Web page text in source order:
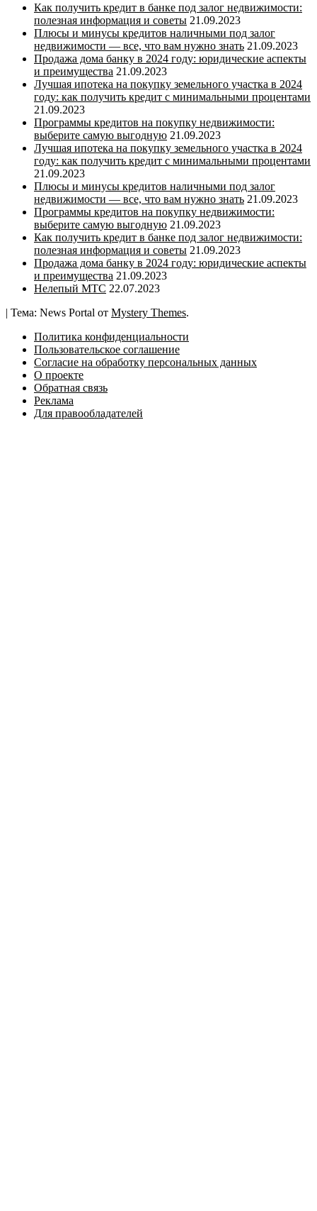
Как получить кредит в банке под залог недвижимости:
полезная информация и советы 21.09.2023
Плюсы и минусы кредитов наличными под залог
недвижимости — все, что вам нужно знать 21.09.2023
Продажа дома банку в 2024 году: юридические аспекты
и преимущества 21.09.2023
Лучшая ипотека на покупку земельного участка в 2024
году: как получить кредит с минимальными процентами
21.09.2023
Программы кредитов на покупку недвижимости:
выберите самую выгодную 21.09.2023
Лучшая ипотека на покупку земельного участка в 2024
году: как получить кредит с минимальными процентами
21.09.2023
Плюсы и минусы кредитов наличными под залог
недвижимости — все, что вам нужно знать 21.09.2023
Программы кредитов на покупку недвижимости:
выберите самую выгодную 21.09.2023
Как получить кредит в банке под залог недвижимости:
полезная информация и советы 21.09.2023
Продажа дома банку в 2024 году: юридические аспекты
и преимущества 21.09.2023
Нелепый МТС 22.07.2023
| Тема: News Portal от Mystery Themes.
Политика конфиденциальности
Пользовательское соглашение
Согласие на обработку персональных данных
О проекте
Обратная связь
Реклама
Для правообладателей